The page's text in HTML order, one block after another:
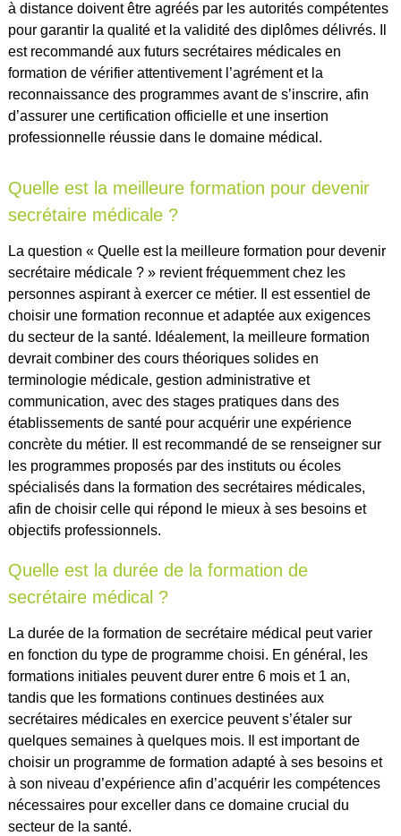
à distance doivent être agréés par les autorités compétentes
pour garantir la qualité et la validité des diplômes délivrés. Il
est recommandé aux futurs secrétaires médicales en
formation de vérifier attentivement l’agrément et la
reconnaissance des programmes avant de s’inscrire, afin
d’assurer une certification officielle et une insertion
professionnelle réussie dans le domaine médical.
Quelle est la meilleure formation pour devenir
secrétaire médicale ?
La question « Quelle est la meilleure formation pour devenir
secrétaire médicale ? » revient fréquemment chez les
personnes aspirant à exercer ce métier. Il est essentiel de
choisir une formation reconnue et adaptée aux exigences
du secteur de la santé. Idéalement, la meilleure formation
devrait combiner des cours théoriques solides en
terminologie médicale, gestion administrative et
communication, avec des stages pratiques dans des
établissements de santé pour acquérir une expérience
concrète du métier. Il est recommandé de se renseigner sur
les programmes proposés par des instituts ou écoles
spécialisés dans la formation des secrétaires médicales,
afin de choisir celle qui répond le mieux à ses besoins et
objectifs professionnels.
Quelle est la durée de la formation de
secrétaire médical ?
La durée de la formation de secrétaire médical peut varier
en fonction du type de programme choisi. En général, les
formations initiales peuvent durer entre 6 mois et 1 an,
tandis que les formations continues destinées aux
secrétaires médicales en exercice peuvent s’étaler sur
quelques semaines à quelques mois. Il est important de
choisir un programme de formation adapté à ses besoins et
à son niveau d’expérience afin d’acquérir les compétences
nécessaires pour exceller dans ce domaine crucial du
secteur de la santé.